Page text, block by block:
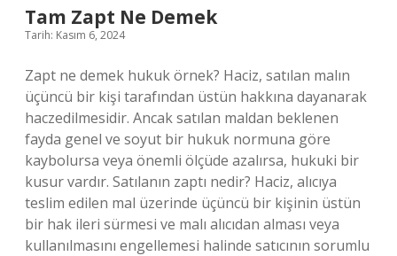
Tam Zapt Ne Demek
Tarih: Kasım 6, 2024
Zapt ne demek hukuk örnek? Haciz, satılan malın
üçüncü bir kişi tarafından üstün hakkına dayanarak
haczedilmesidir. Ancak satılan maldan beklenen
fayda genel ve soyut bir hukuk normuna göre
kaybolursa veya önemli ölçüde azalırsa, hukuki bir
kusur vardır. Satılanın zaptı nedir? Haciz, alıcıya
teslim edilen mal üzerinde üçüncü bir kişinin üstün
bir hak ileri sürmesi ve malı alıcıdan alması veya
kullanılmasını engellemesi halinde satıcının sorumlu